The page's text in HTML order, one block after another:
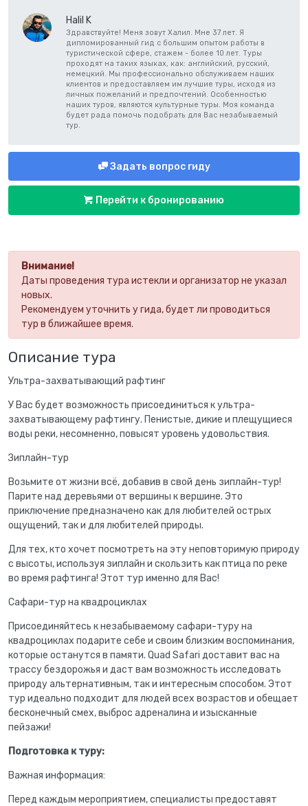
Внимание!
Даты проведения тура истекли и организатор не указал
новых.
Рекомендуем уточнить у гида, будет ли проводиться
тур в ближайшее время.
Описание тура
Ультра-захватывающий рафтинг
У Вас будет возможность присоединиться к ультра-
захватывающему рафтингу. Пенистые, дикие и плещущиеся
воды реки, несомненно, повысят уровень удовольствия.
Зиплайн-тур
Возьмите от жизни всё, добавив в свой день зиплайн-тур!
Парите над деревьями от вершины к вершине. Это
приключение предназначено как для любителей острых
ощущений, так и для любителей природы.
Для тех, кто хочет посмотреть на эту неповторимую природу
с высоты, используя зиплайн и скользить как птица по реке
во время рафтинга! Этот тур именно для Вас!
Сафари-тур на квадроциклах
Присоединяйтесь к незабываемому сафари-туру на
квадроциклах подарите себе и своим близким воспоминания,
которые останутся в памяти. Quad Safari доставит вас на
трассу бездорожья и даст вам возможность исследовать
природу альтернативным, так и интересным способом. Этот
тур идеально подходит для людей всех возрастов и обещает
бесконечный смех, выброс адреналина и изысканные
пейзажи!
Подготовка к туру:
Важная информация:
Перед каждым мероприятием, специалисты предоставят
Halil K
Здравствуйте! Меня зовут Халил. Мне 37 лет. Я
дипломированный гид с большим опытом работы в
туристической сфере, стажем - более 10 лет. Туры
проходят на таких языках, как: английский, русский,
немецкий. Мы профессионально обслуживаем наших
клиентов и предоставляем им лучшие туры, исходя из
личных пожеланий и предпочтений. Особенностью
наших туров, являются культурные туры. Моя команда
будет рада помочь подобрать для Вас незабываемый
тур.
Задать вопрос гиду
Перейти к бронированию